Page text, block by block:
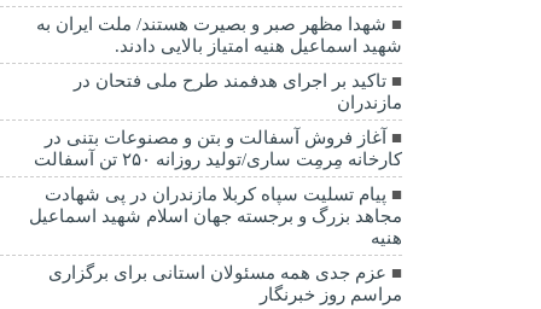
شهدا مظهر صبر و بصیرت هستند/ ملت ایران به
شهید اسماعیل هنیه امتیاز بالایی دادند.
تاکید بر اجرای هدفمند طرح ملی فتحان در
مازندران
آغاز فروش آسفالت و بتن و مصنوعات بتنی در
کارخانه مِرمِت ساری/تولید روزانه ۲۵۰ تن آسفالت
پیام تسلیت سپاه کربلا مازندران در پی شهادت
مجاهد بزرگ و برجسته جهان اسلام شهید اسماعیل
هنیه
عزم جدی همه مسئولان استانی برای برگزاری
مراسم روز خبرنگار